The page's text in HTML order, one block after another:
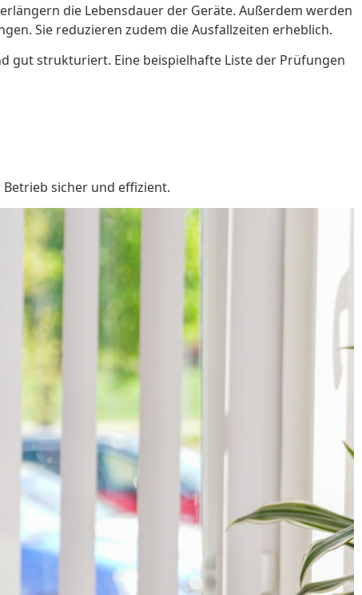
die Lebensdauer der Geräte. Außerdem werden
Sie reduzieren zudem die Ausfallzeiten erheblich.
gut strukturiert. Eine beispielhafte Liste der Prüfungen
sicher und effizient.